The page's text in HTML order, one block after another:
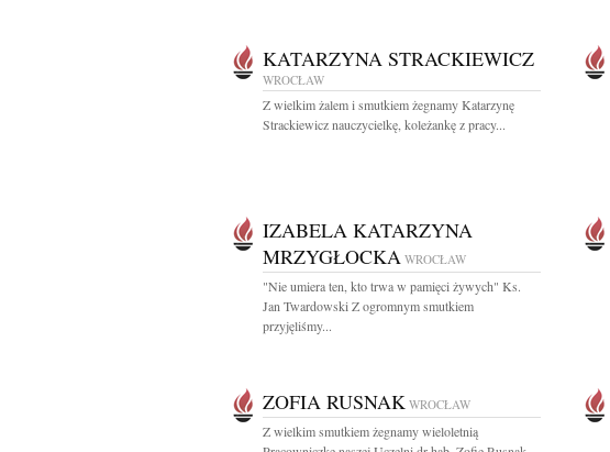
KATARZYNA STRACKIEWICZ
WROCŁAW
Z wielkim żalem i smutkiem żegnamy Katarzynę
Strackiewicz nauczycielkę, koleżankę z pracy...
IZABELA KATARZYNA
MRZYGŁOCKA WROCŁAW
"Nie umiera ten, kto trwa w pamięci żywych" Ks.
Jan Twardowski Z ogromnym smutkiem
przyjęliśmy...
ZOFIA RUSNAK WROCŁAW
Z wielkim smutkiem żegnamy wieloletnią